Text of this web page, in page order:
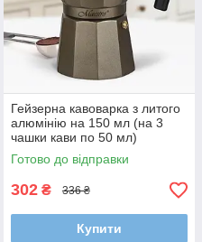
Гейзерна кавоварка з литого
алюмінію на 150 мл (на 3
чашки кави по 50 мл)
Готово до відправки
302 ₴ 336 ₴
Купити